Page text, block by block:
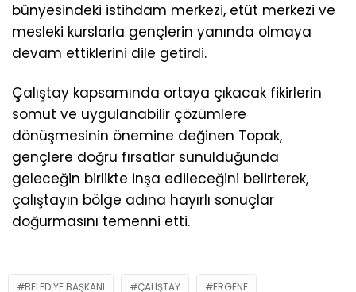
bünyesindeki istihdam merkezi, etüt merkezi ve
mesleki kurslarla gençlerin yanında olmaya
devam ettiklerini dile getirdi.
Çalıştay kapsamında ortaya çıkacak fikirlerin
somut ve uygulanabilir çözümlere
dönüşmesinin önemine değinen Topak,
gençlere doğru fırsatlar sunulduğunda
geleceğin birlikte inşa edileceğini belirterek,
çalıştayın bölge adına hayırlı sonuçlar
doğurmasını temenni etti.
BELEDIYE BAŞKANI ÇALIŞTAY ERGENE